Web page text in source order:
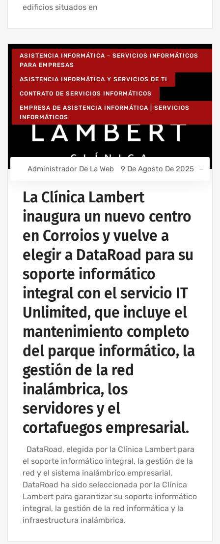
edificios situados en
ASISTENCIA INFORMÁTICA - SERVICIOS INFORMÁTICOS
PARA EMPRESAS
ASISTENCIA INFORMÁTICA Y SERVICIOS DE TI
CONTRATO DE SERVICIOS INFORMÁTICOS
EMPRESA DE ASISTENCIA INFORMÁTICA | SERVICIOS
INFORMÁTICOS
Administrador De La Web 9 De Agosto De 2025
La Clínica Lambert
inaugura un nuevo centro
en Corroios y vuelve a
elegir a DataRoad para su
soporte informático
integral con el servicio IT
Unlimited, que incluye el
mantenimiento completo
del parque informático, la
gestión de la red
inalámbrica, los
servidores y el
cortafuegos empresarial.
DataRoad, elegida por la Clínica Lambert para
el soporte informático integral, la gestión de la
red y el sistema inalámbrico empresarial.
DataRoad ha sido seleccionada por la Clínica
Lambert para garantizar su soporte informático
integral, la gestión de la red informática y la
infraestructura inalámbrica.